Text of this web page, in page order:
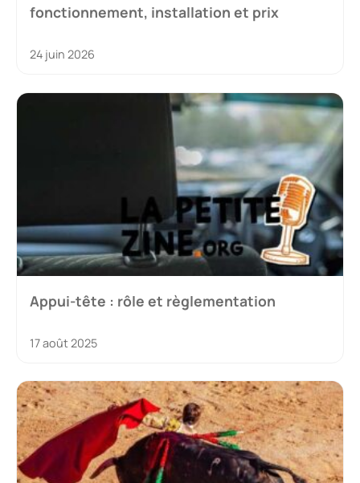
fonctionnement, installation et prix
24 juin 2026
Appui-tête : rôle et règlementation
17 août 2025